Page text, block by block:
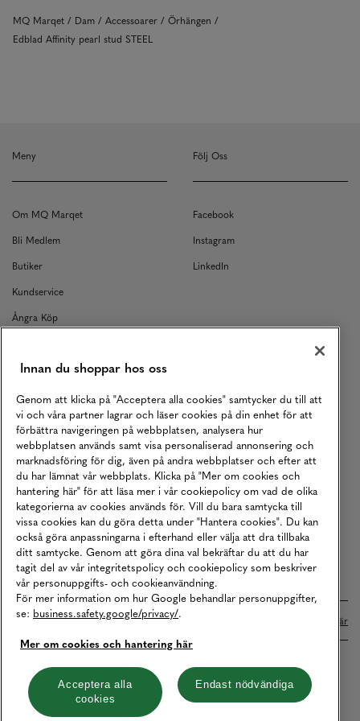
MQ Marqet Dam Accessoarer
Örhängen
Edblad Affinity pearl stud STEEL
Meny
Om MQ Marqet
Bli Medlem
Butiker
Kundservice
Ångra Köp
Returer
Köpvillkor
Karriär
Vårt Ansvar
Våra Tjänster
Press
Studentrabatt
B2B
Tillgänglighetsredogörelse
Följ Oss
Facebook
Instagram
LinkedIn
Betalningar online sköts i samarbete med Klarna. Läs mer här
Cookies Integritetspolicy
Hantera cookies
Innan du shoppar hos oss
Genom att klicka på "Acceptera alla cookies" samtycker du till att
vi och våra partner lagrar och läser cookies på din enhet för att
förbättra navigeringen på webbplatsen, analysera hur
webbplatsen används samt visa personaliserad annonsering och
marknadsföring för dig, även på andra webbplatser och efter att
du har lämnat vår webbplats. Klicka på "Mer om cookies och
hantering här" för att läsa mer i vår cookiepolicy om vad de olika
kategorierna av cookies används för. Vill du bara samtycka till
vissa cookies kan du göra detta under "Hantera cookies". Du kan
också göra anpassningarna i efterhand eller välja att dra tillbaka
ditt samtycke. Genom att göra dina val bekräftar du att du har
tagit del av vår integritetspolicy och cookiepolicy som beskriver
vår personuppgifts- och cookieanvändning.
För mer information om hur Google behandlar personuppgifter,
se: business.safety.google/privacy/.
Mer om cookies och hantering här
Acceptera alla
cookies
Endast nödvändiga